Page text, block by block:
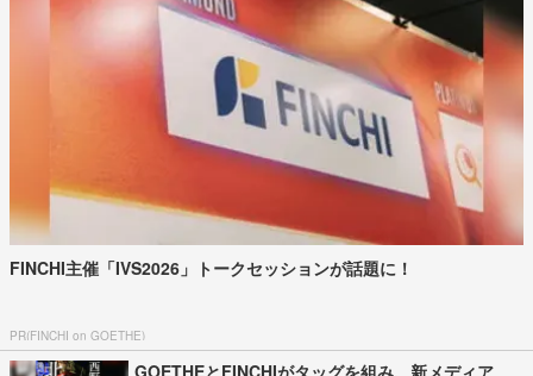
FINCHI主催「IVS2026」トークセッションが話題に！
PR(FINCHI on GOETHE)
GOETHEとFINCHIがタッグを組み、新メディア